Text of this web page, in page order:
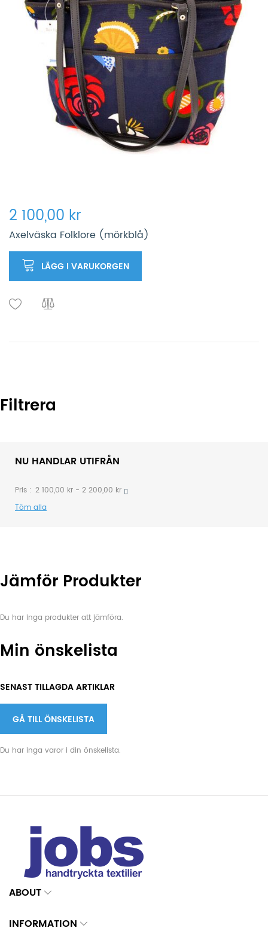
2 100,00 kr
Axelväska Folklore (mörkblå)
LÄGG I VARUKORGEN
Filtrera
NU HANDLAR UTIFRÅN
Pris
2 100,00 kr - 2 200,00 kr
Töm alla
Jämför Produkter
Du har inga produkter att jämföra.
Min önskelista
SENAST TILLAGDA ARTIKLAR
GÅ TILL ÖNSKELISTA
Du har inga varor i din önskelista.
ABOUT
INFORMATION